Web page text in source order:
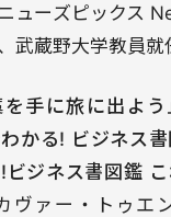
ューズピックス
武蔵野大学教員就
を手に旅に出よう
わかる! ビジネス
ビジネス書図鑑
ヴァー・トゥエ